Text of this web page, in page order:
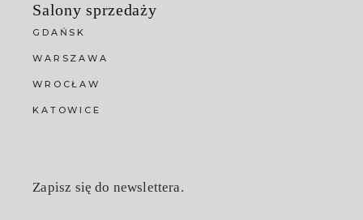
Salony sprzedaży
GDAŃSK
WARSZAWA
WROCŁAW
KATOWICE
Zapisz się do newslettera.